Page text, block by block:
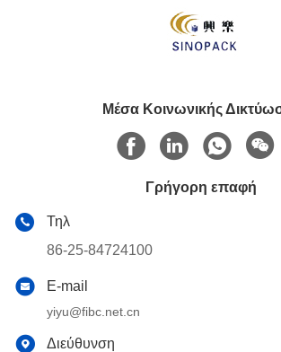
Μέσα Κοινωνικής
Γρήγορη επαφή
Τηλ
86-25-84724100
E-mail
yiyu@fibc.net.cn
Διεύθυνση